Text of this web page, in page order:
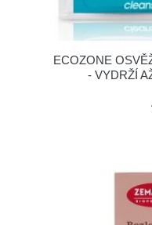
ECOZONE
- VYDRŽÍ